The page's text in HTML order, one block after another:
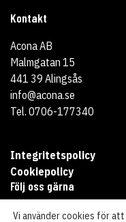
Kontakt
Acona AB
Malmgatan 15
441 39 Alingsås
info@acona.se
Tel. 0706-177340
Integritetspolicy
Cookiepolicy
Följ oss gärna
Vi använder cookies för